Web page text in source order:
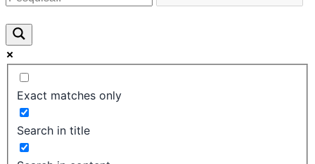
Exact matches only
Search in title